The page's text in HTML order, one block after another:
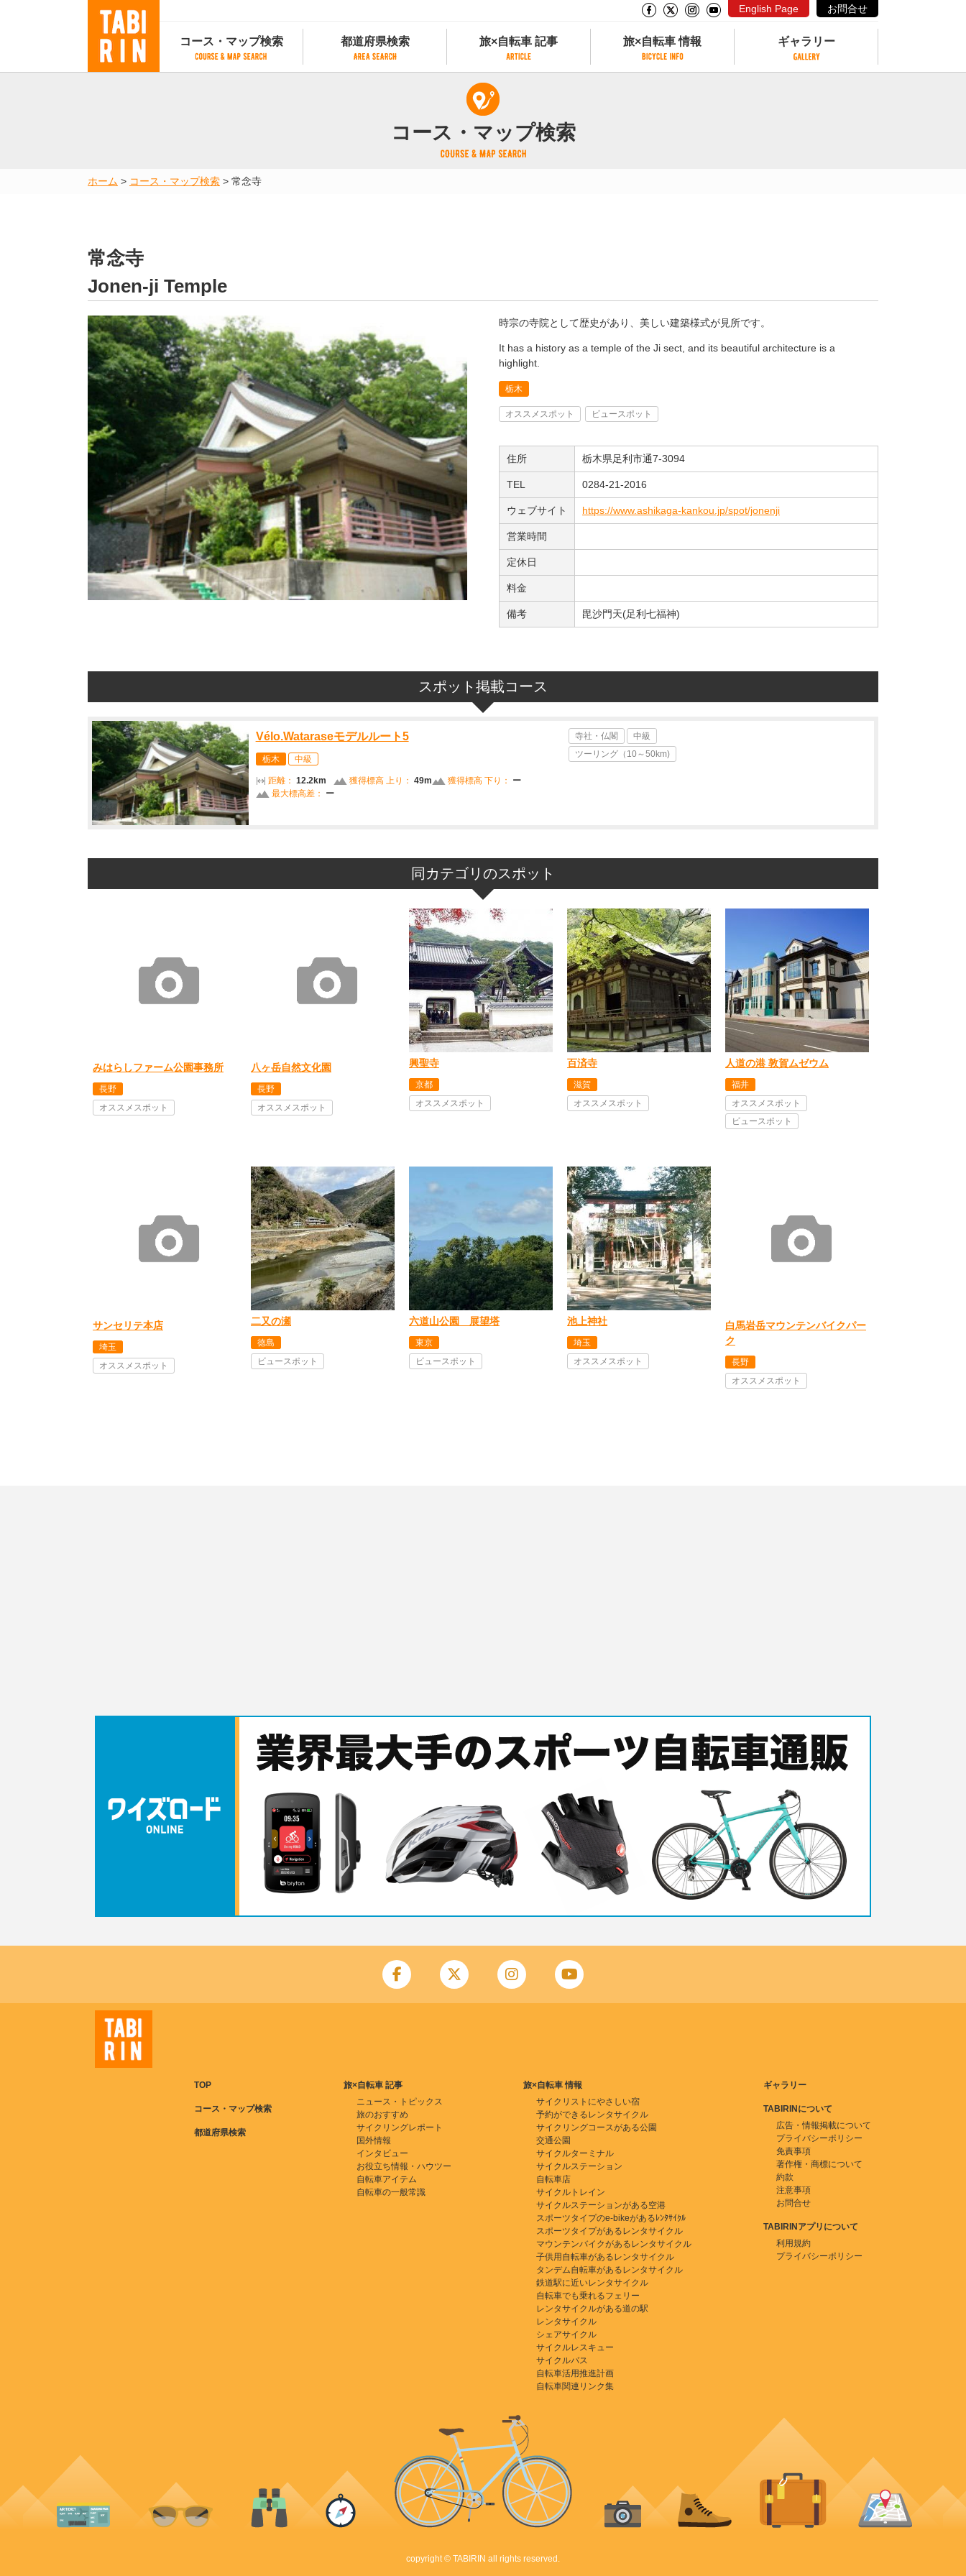
English Page お問合せ
コース・マップ検索
地図から検索
都道府県検索
都道府県別サイクリング情報
旅×自転車 記事
旅×自転車 記事
記事一覧
カテゴリから探す
旅×自転車 情報
サイクリストにやさしい宿
サイクルトレイン
レンタサイクルがある道の駅
ギャラリー
コース・マップ検索
ホーム > コース・マップ検索 > 常念寺
常念寺
Jonen-ji Temple
時宗の寺院として歴史があり、美しい建築様式が見所です。
It has a history as a temple of the Ji sect, and its beautiful architecture is a
highlight.
栃木
オススメスポット ビュースポット
住所 栃木県足利市通7-3094
TEL 0284-21-2016
ウェブサイト https://www.ashikaga-kankou.jp/spot/jonenji
営業時間
定休日
料金
備考 毘沙門天(足利七福神)
スポット掲載コース
Vélo.Wataraseモデルルート5
栃木 中級
距離： 12.2km 獲得標高 上り： 49m 獲得標高 下り：
ー
最大標高差：
ー
寺社・仏閣
中級
ツーリング（10～50km)
同カテゴリのスポット
みはらしファーム公園事務所
長野
オススメスポット
八ヶ岳自然文化園
長野
オススメスポット
興聖寺
京都
オススメスポット
百済寺
滋賀
オススメスポット
人道の港 敦賀ムゼウム
福井
オススメスポット
ビュースポット
サンセリテ本店
埼玉
オススメスポット
二又の瀬
徳島
ビュースポット
六道山公園 展望塔
東京
ビュースポット
池上神社
埼玉
オススメスポット
白馬岩岳マウンテンバイクパー
ク
長野
オススメスポット
TOP
コース・マップ検索
都道府県検索
旅×自転車 記事
ニュース・トピックス
旅のおすすめ
サイクリングレポート
国外情報
インタビュー
お役立ち情報・ハウツー
自転車アイテム
自転車の一般常識
旅×自転車 情報
サイクリストにやさしい宿
予約ができるレンタサイクル
サイクリングコースがある公園
交通公園
サイクルターミナル
サイクルステーション
自転車店
サイクルトレイン
サイクルステーションがある空港
スポーツタイプのe-bikeがあるﾚﾝﾀｻｲｸﾙ
スポーツタイプがあるレンタサイクル
マウンテンバイクがあるレンタサイクル
子供用自転車があるレンタサイクル
タンデム自転車があるレンタサイクル
鉄道駅に近いレンタサイクル
自転車でも乗れるフェリー
レンタサイクルがある道の駅
レンタサイクル
シェアサイクル
サイクルレスキュー
サイクルバス
自転車活用推進計画
自転車関連リンク集
ギャラリー
TABIRINについて
広告・情報掲載について
プライバシーポリシー
免責事項
著作権・商標について
約款
注意事項
お問合せ
TABIRINアプリについて
利用規約
プライバシーポリシー
copyright © TABIRIN all rights reserved.